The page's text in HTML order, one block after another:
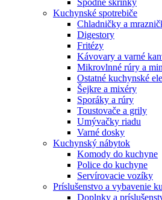
Kuchynské spotrebiče
Chladničky a
Digestory
Fritézy
Kávovary a varné
Mikrovlnné rúry a
Ostatné kuchynské
Šejkre a mixéry
Sporáky a rúry
Toustovače a grily
Umývačky riadu
Varné dosky
Kuchynský nábytok
Komody do kuchyne
Police do kuchyne
Servírovacie vozíky
Príslušenstvo a vybavenie
Doplnky a